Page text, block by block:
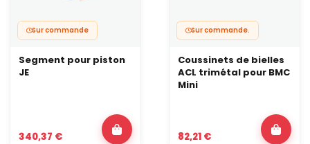
Sur commande
Segment pour piston
JE
340,37 €
Sur commande.
Coussinets de bielles
ACL trimétal pour BMC
Mini
82,21 €